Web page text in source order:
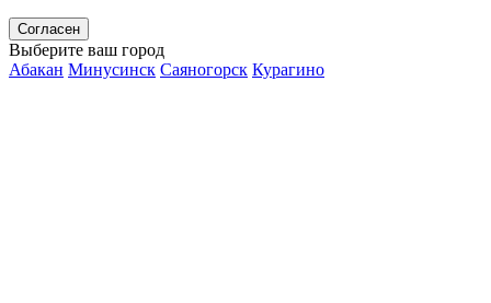
Согласен
Выберите ваш город
Абакан Минусинск Саяногорск Курагино